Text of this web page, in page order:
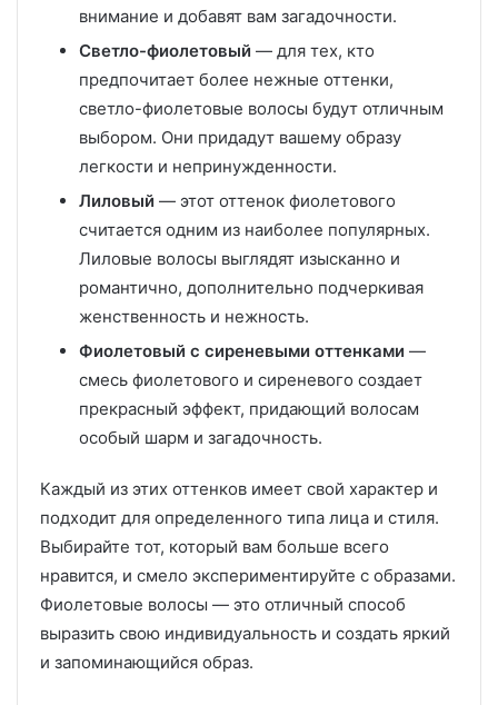
внимание и добавят вам загадочности.
Светло-фиолетовый — для тех, кто
предпочитает более нежные оттенки,
светло-фиолетовые волосы будут отличным
выбором. Они придадут вашему образу
легкости и непринужденности.
Лиловый — этот оттенок фиолетового
считается одним из наиболее популярных.
Лиловые волосы выглядят изысканно и
романтично, дополнительно подчеркивая
женственность и нежность.
Фиолетовый с сиреневыми оттенками —
смесь фиолетового и сиреневого создает
прекрасный эффект, придающий волосам
особый шарм и загадочность.
Каждый из этих оттенков имеет свой характер и
подходит для определенного типа лица и стиля.
Выбирайте тот, который вам больше всего
нравится, и смело экспериментируйте с образами.
Фиолетовые волосы — это отличный способ
выразить свою индивидуальность и создать яркий
и запоминающийся образ.